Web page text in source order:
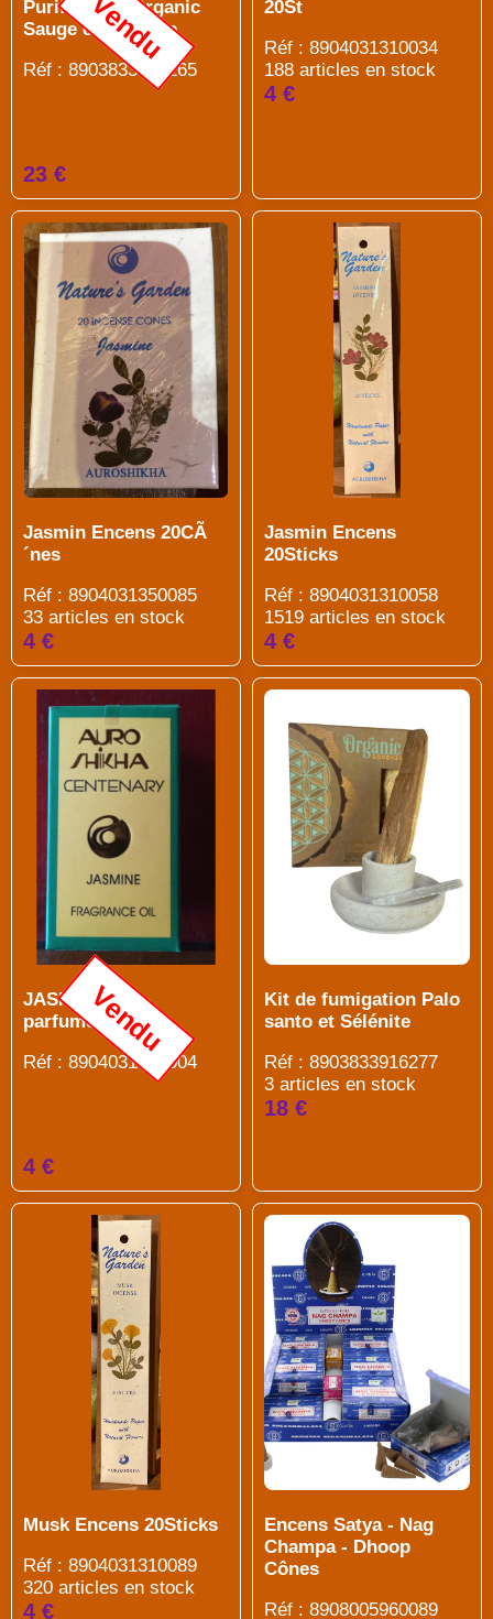
Purification Organic
Sauge et Lavande
Réf : 8903833924265
Vendu
23 €
20St
Réf : 8904031310034
188 articles en stock
4 €
Jasmin Encens 20CÃ
´nes
Réf : 8904031350085
33 articles en stock
4 €
Jasmin Encens
20Sticks
Réf : 8904031310058
1519 articles en stock
4 €
JASMIN Huile
parfumée 5ml
Réf : 8904031355004
Vendu
4 €
Kit de fumigation Palo
santo et Sélénite
Réf : 8903833916277
3 articles en stock
18 €
Musk Encens 20Sticks
Réf : 8904031310089
320 articles en stock
4 €
Encens Satya - Nag
Champa - Dhoop
Cônes
Réf : 8908005960089